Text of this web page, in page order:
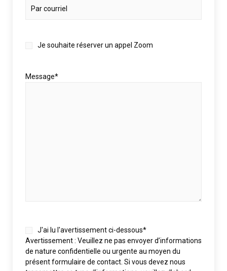
ZoomJe souhaite réserver un appel Zoom
Message*
Consent*
J'ai lu l'avertissement ci-dessous*
Avertissement : Veuillez ne pas envoyer d’informations
de nature confidentielle ou urgente au moyen du
présent formulaire de contact. Si vous devez nous